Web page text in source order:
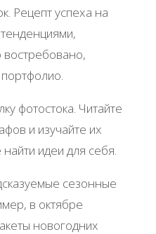
Рецепт успеха на
востребовано,
фотостока. Читайте
и изучайте их
идеи для себя.
сезонные
в октябре
новогодних